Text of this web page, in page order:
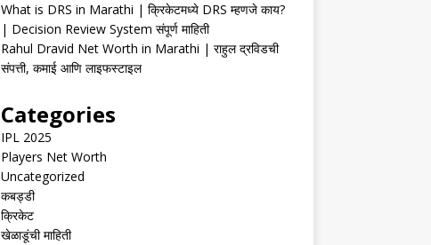
What is DRS in Marathi | क्रिकेटमध्ये DRS म्हणजे काय?
| Decision Review System संपूर्ण माहिती
Rahul Dravid Net Worth in Marathi | राहुल द्रविडची
संपत्ती, कमाई आणि लाइफस्टाइल
Categories
IPL 2025
Players Net Worth
Uncategorized
कबड्डी
क्रिकेट
खेळाडूंची माहिती